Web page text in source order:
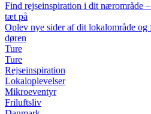
Find rejseinspiration i dit nærområde
tæt på
Oplev nye sider af dit lokalområde
døren
Ture
Ture
Rejseinspiration
Lokaloplevelser
Mikroeventyr
Friluftsliv